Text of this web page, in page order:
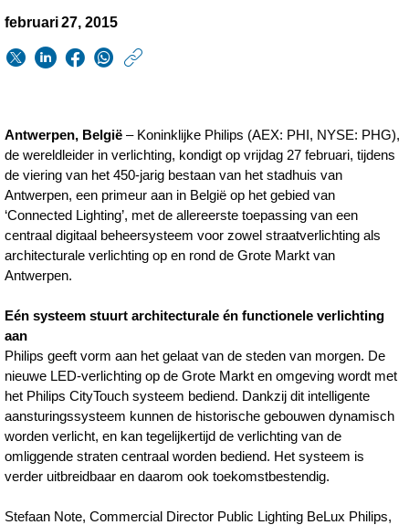
februari 27, 2015
Antwerpen-
dankzij-
Philips-
CityTouch-
Connected-
verlichting.html
Antwerpen, België – Koninklijke Philips (AEX: PHI, NYSE: PHG),
de wereldleider in verlichting, kondigt op vrijdag 27 februari, tijdens
de viering van het 450-jarig bestaan van het stadhuis van
Antwerpen, een primeur aan in België op het gebied van
‘Connected Lighting’, met de allereerste toepassing van een
centraal digitaal beheersysteem voor zowel straatverlichting als
architecturale verlichting op en rond de Grote Markt van
Antwerpen.
Eén systeem stuurt architecturale én functionele verlichting
aan
Philips geeft vorm aan het gelaat van de steden van morgen. De
nieuwe LED-verlichting op de Grote Markt en omgeving wordt met
het Philips CityTouch systeem bediend. Dankzij dit intelligente
aansturingssysteem kunnen de historische gebouwen dynamisch
worden verlicht, en kan tegelijkertijd de verlichting van de
omliggende straten centraal worden bediend. Het systeem is
verder uitbreidbaar en daarom ook toekomstbestendig.
Stefaan Note, Commercial Director Public Lighting BeLux Philips,